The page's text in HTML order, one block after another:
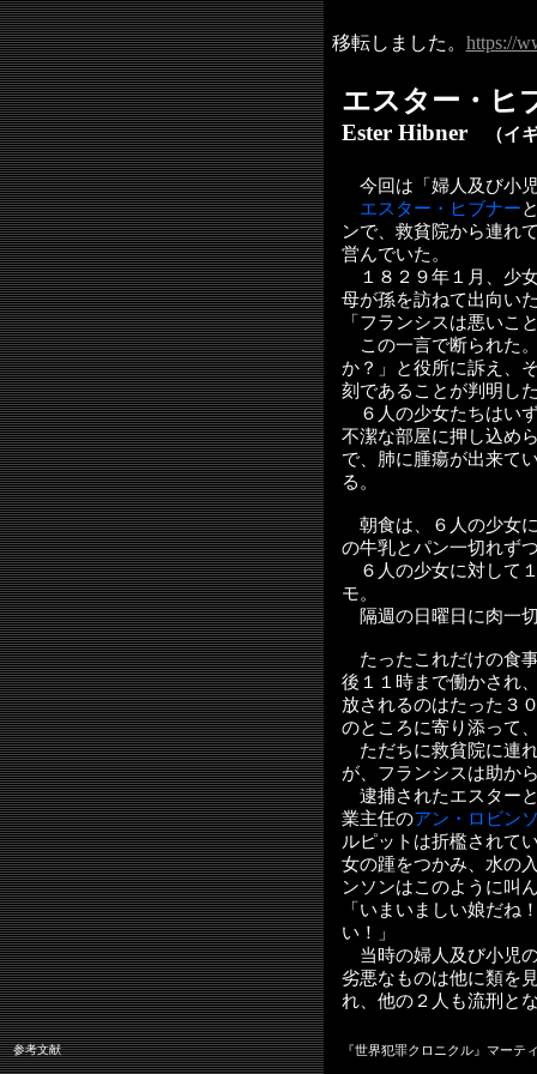
移転しました。 https://
エスター・ヒ
Ester Hibner （イ
今回は「婦人及び小
エスター・ヒブナー
ンで、救貧院から連れ
営んでいた。
１８２９年１月、少
母が孫を訪ねて出向い
「フランシスは悪いこ
この一言で断られた
か？」と役所に訴え、
刻であることが判明し
６人の少女たちはい
不潔な部屋に押し込め
で、肺に腫瘍が出来て
る。
朝食は、６人の少女
の牛乳とパン一切れず
６人の少女に対して
モ。
隔週の日曜日に肉一
たったこれだけの食
後１１時まで働かされ
放されるのはたった３
のところに寄り添って
ただちに救貧院に連
が、フランシスは助か
逮捕されたエスター
業主任のアン・ロビン
ルピットは折檻されて
女の踵をつかみ、水の
ンソンはこのように叫
「いまいましい娘だ
い！」
当時の婦人及び小児
劣悪なものは他に類を
れ、他の２人も流刑と
参考文献 『世界犯罪クロニクル』マーテ